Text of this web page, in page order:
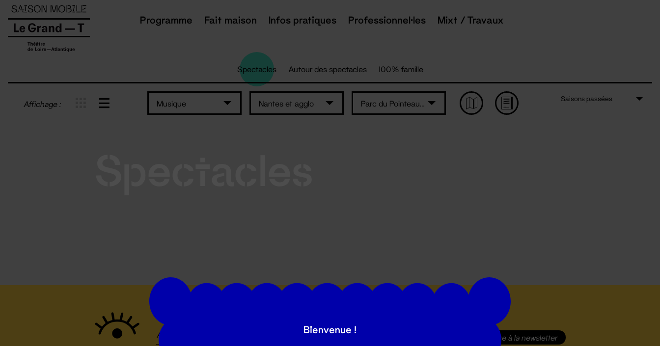
Programme Fait maison Infos pratiques Professionnel·les Mixt / Travaux
Spectacles Autour des spectacles 100% famille
Affichage : Musique Nantes et agglo Parc du Pointeau - Saint-Brévin-les-Pins
Saisons passées
S'inscrire à la newsletter
Panneau de gestion des cookies
Bienvenue !